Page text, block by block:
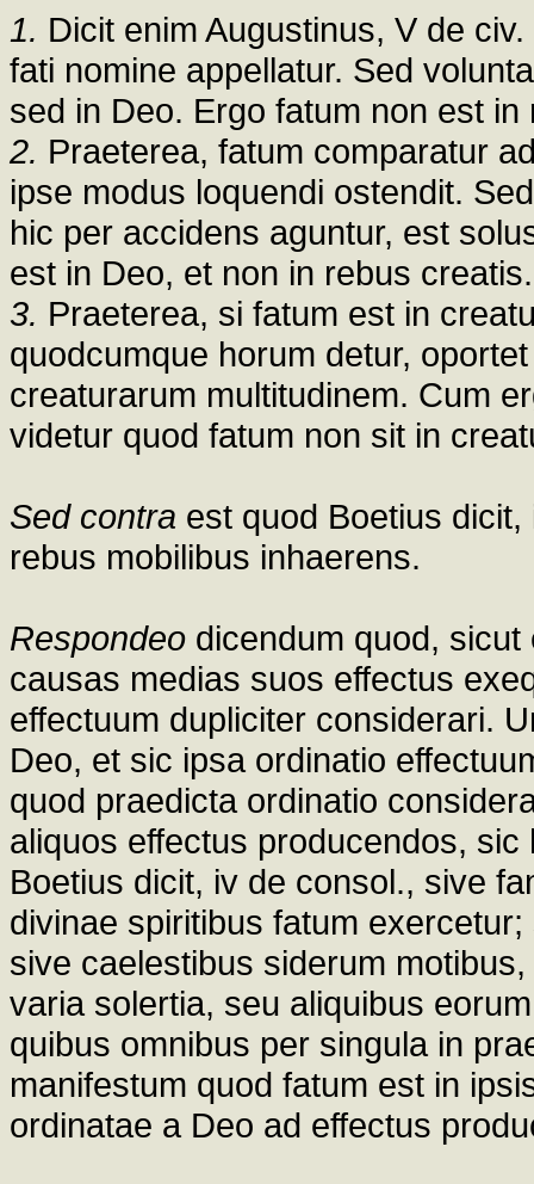
1. Dicit enim Augustinus, V de
fati nomine appellatur. Sed
sed in Deo. Ergo fatum non est
2. Praeterea, fatum comparatur
ipse modus loquendi ostendit.
hic per accidens aguntur, est
est in Deo, et non in rebus creatis.
3. Praeterea, si fatum est in
quodcumque horum detur,
creaturarum multitudinem. Cum
videtur quod fatum non sit in
Sed contra est quod Boetius
rebus mobilibus inhaerens.
Respondeo dicendum quod,
causas medias suos effectus
effectuum dupliciter considerari.
Deo, et sic ipsa ordinatio
quod praedicta ordinatio
aliquos effectus producendos,
Boetius dicit, iv de consol., sive
divinae spiritibus fatum
sive caelestibus siderum
varia solertia, seu aliquibus
quibus omnibus per singula in
manifestum quod fatum est in
ordinatae a Deo ad effectus